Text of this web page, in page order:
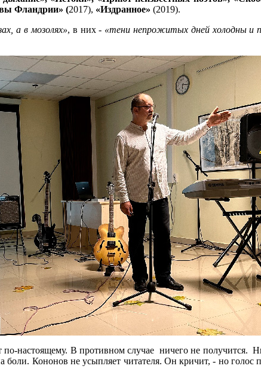
Фландрии» (2017), «Издранное» (2019).
а в мозолях», в них - «тени непрожитых дней холодны и
по-настоящему. В противном случае ничего не получится.
Кононов не усыпляет читателя. Он кричит, - но голос